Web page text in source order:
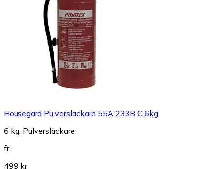
Housegard Pulversläckare 55A 233B C 6kg
6 kg, Pulversläckare
fr.
499 kr